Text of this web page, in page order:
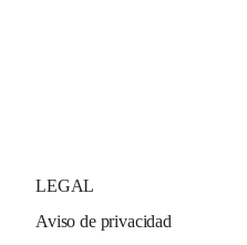
LEGAL
Aviso de privacidad